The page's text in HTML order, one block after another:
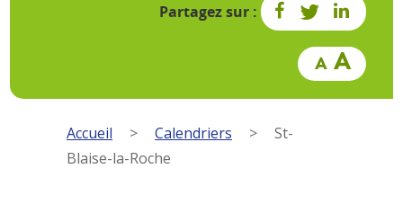
Partagez sur :
Accueil > Calendriers >
St-
Blaise-la-Roche